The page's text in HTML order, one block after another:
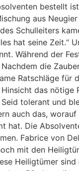
bestellt
aus
Schulleiters
hat seine Zeit.“
Während der
die
Ratschläge für
das nötige
tolerant und
auch das,
hat. Die
Fabrice von
mit den
Heiligtümer